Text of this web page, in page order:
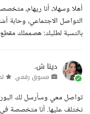
أهلا وسهلا، أنا ريهام،
التواصل الاجتماعي، وحابة
بالنسبة لطلبك: هصمملك
دينا ش.
مسوق رقمي
تواصل معي وسأرسل لك
نختلف عليها. أنا متخصصة